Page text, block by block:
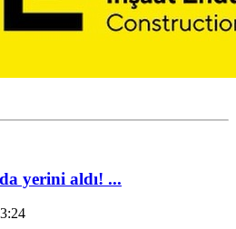
yerini aldı! ...